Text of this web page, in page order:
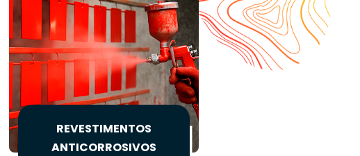
REVESTIMENTOS
ANTICORROSIVOS